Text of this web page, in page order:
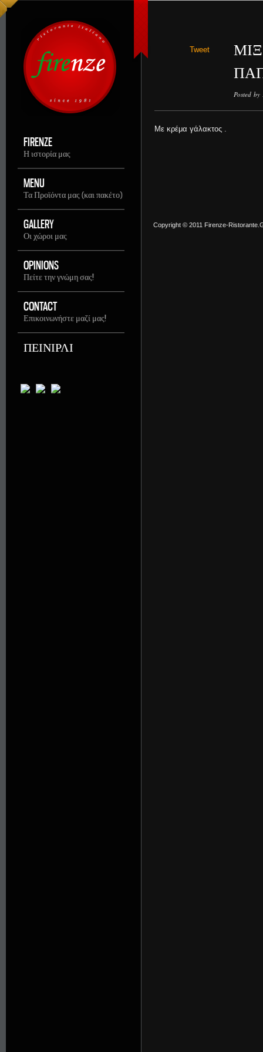
FIRENZE
Η ιστορία μας
MENU
Τα Προϊόντα μας (και πακέτο)
GALLERY
Οι χώροι μας
OPINIONS
Πείτε την γνώμη σας!
CONTACT
Επικοινωνήστε μαζί μας!
ΠΕΙΝΙΡΛΙ
Posted
Tweet
Με κρέμα γάλακτος .
Copyright © 2011 Firenze-